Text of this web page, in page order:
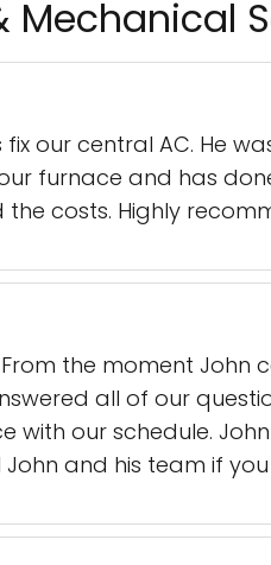
Mechanical
our central AC. He
furnace and has
costs. Highly
From the moment
all of our
with our schedule.
and his team if